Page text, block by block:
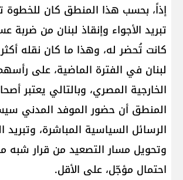
إذاً، بحسب هذا المنطق كان للخطوة
تبريد الأجواء وإنقاذ لبنان من ضربة
كانت تُحضر له، وهذا ما كان نقله
لبنان في الفترة الماضية، على
الخارجية المصري، وبالتالي يعتبر
المنطق أن حضور ​الموفد المدني​
الرسائل السياسية المباشرة، وتبريد
وتحويل مسار التصعيد من قرار شبه
احتمال مؤجّل، على الأقل.